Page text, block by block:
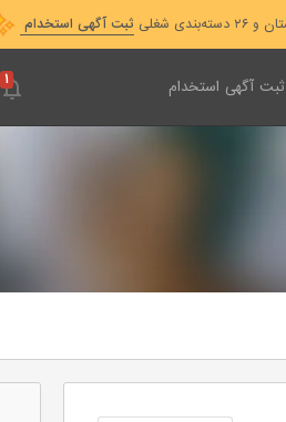
ثبت آگهی استخدام
ثبت آگهی استخدام ۱